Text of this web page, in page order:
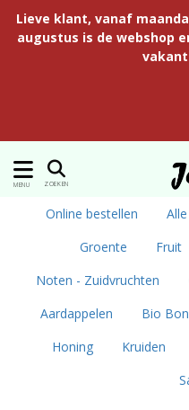
Lieve klant, vanaf
augustus is de webshop
MENU ZOEKEN
Online bestellen
Groente
Fruit
Noten - Zuidvruchten
Aardappelen
Bio
Honing
Kruiden